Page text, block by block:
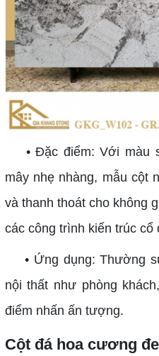
• Đặc điểm: Với màu
mây nhẹ nhàng, mẫu cột
và thanh thoát cho không
các công trình kiến trúc cổ
• Ứng dụng: Thường
nội thất như phòng
điểm nhấn ấn tượng.
Cột đá hoa cương